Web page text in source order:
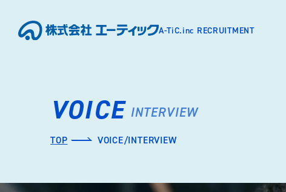
A-TiC.inc RECRUITMENT
VOICE INTERVIEW
TOP VOICE/INTERVIEW